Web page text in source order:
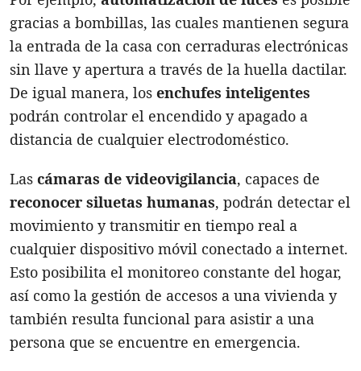
gracias a bombillas, las cuales mantienen segura
la entrada de la casa con cerraduras electrónicas
sin llave y apertura a través de la huella dactilar.
De igual manera, los enchufes inteligentes
podrán controlar el encendido y apagado a
distancia de cualquier electrodoméstico.
Las cámaras de videovigilancia, capaces de
reconocer siluetas humanas, podrán detectar el
movimiento y transmitir en tiempo real a
cualquier dispositivo móvil conectado a internet.
Esto posibilita el monitoreo constante del hogar,
así como la gestión de accesos a una vivienda y
también resulta funcional para asistir a una
persona que se encuentre en emergencia.